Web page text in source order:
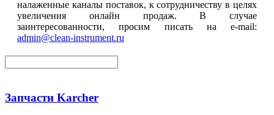
налаженные каналы поставок, к сотрудничеству в целях
увеличения онлайн продаж. В случае
заинтересованности, просим писать на e-mail:
admin@clean-instrument.ru
Запчасти Karcher